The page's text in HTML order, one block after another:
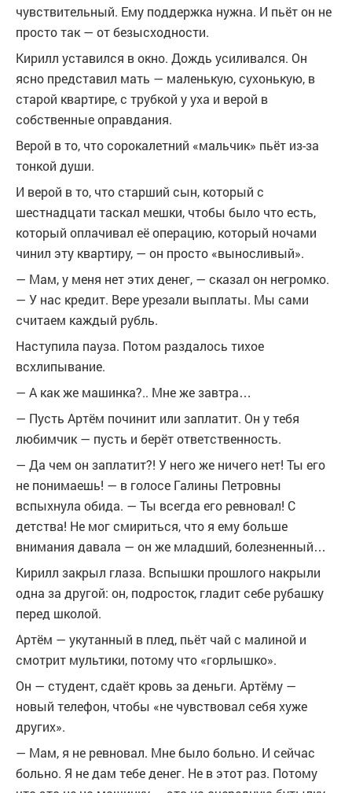
чувствительный. Ему поддержка нужна. И пьёт он не
просто так — от безысходности.
Кирилл уставился в окно. Дождь усиливался. Он
ясно представил мать — маленькую, сухонькую, в
старой квартире, с трубкой у уха и верой в
собственные оправдания.
Верой в то, что сорокалетний «мальчик» пьёт из-за
тонкой души.
И верой в то, что старший сын, который с
шестнадцати таскал мешки, чтобы было что есть,
который оплачивал её операцию, который ночами
чинил эту квартиру, — он просто «выносливый».
— Мам, у меня нет этих денег, — сказал он негромко.
— У нас кредит. Вере урезали выплаты. Мы сами
считаем каждый рубль.
Наступила пауза. Потом раздалось тихое
всхлипывание.
— А как же машинка?.. Мне же завтра…
— Пусть Артём починит или заплатит. Он у тебя
любимчик — пусть и берёт ответственность.
— Да чем он заплатит?! У него же ничего нет! Ты его
не понимаешь! — в голосе Галины Петровны
вспыхнула обида. — Ты всегда его ревновал! С
детства! Не мог смириться, что я ему больше
внимания давала — он же младший, болезненный…
Кирилл закрыл глаза. Вспышки прошлого накрыли
одна за другой: он, подросток, гладит себе рубашку
перед школой.
Артём — укутанный в плед, пьёт чай с малиной и
смотрит мультики, потому что «горлышко».
Он — студент, сдаёт кровь за деньги. Артёму —
новый телефон, чтобы «не чувствовал себя хуже
других».
— Мам, я не ревновал. Мне было больно. И сейчас
больно. Я не дам тебе денег. Не в этот раз. Потому